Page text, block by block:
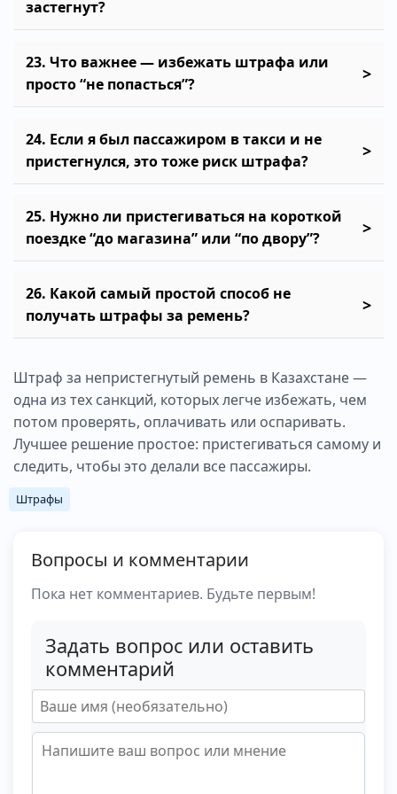
фиксации и количество камер, но не сама
застегнут?
Формальный вид “ремень через плечо” без
нормальной фиксации не считается
23. Что важнее — избежать штрафа или
просто “не попасться”?
жизни и снижение тяжести травм.
Автоматическая фиксация лишь убирает
повторять.
24. Если я был пассажиром в такси и не
пристегнулся, это тоже риск штрафа?
может касаться и пассажира, и водителя, в
зависимости от обстоятельств и оформления
пристегиваться даже на короткой поездке.
25. Нужно ли пристегиваться на короткой
поездке “до магазина” или “по двору”?
провоцируют привычку “сейчас не
обязательно”, из-за чего люди получают и
неожиданном маневре или столкновении.
26. Какой самый простой способ не
получать штрафы за ремень?
сели — пристегнулись, поехали — проверили
пассажиров. Это простая привычка, которая
одновременно экономит деньги и реально
повышает безопасность.
Штраф за непристегнутый ремень в Казахстане —
одна из тех санкций, которых легче избежать, чем
потом проверять, оплачивать или оспаривать.
Лучшее решение простое: пристегиваться самому и
следить, чтобы это делали все пассажиры.
Штрафы
Вопросы и комментарии
Пока нет комментариев. Будьте первым!
Задать вопрос или оставить
комментарий